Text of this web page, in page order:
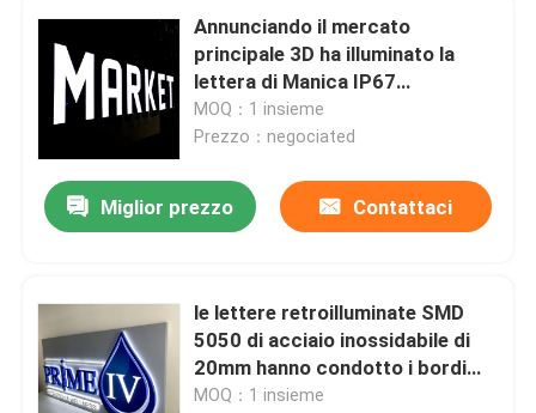
Annunciando il mercato
principale 3D ha illuminato la
lettera di Manica IP67
impermeabilizzano
MOQ：1 insieme
Prezzo：negociated
Miglior prezzo Contattaci
le lettere retroilluminate SMD
5050 di acciaio inossidabile di
20mm hanno condotto i bordi
illuminati del segno
MOQ：1 insieme